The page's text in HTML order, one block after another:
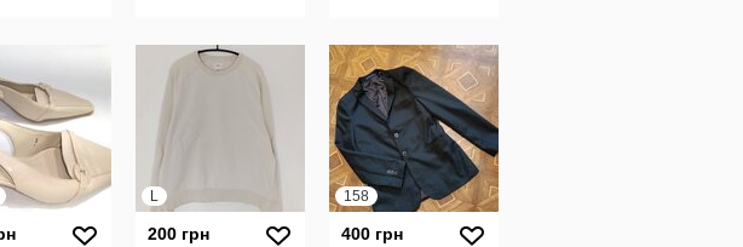
сост. нов.
L
200 грн
158
400 грн